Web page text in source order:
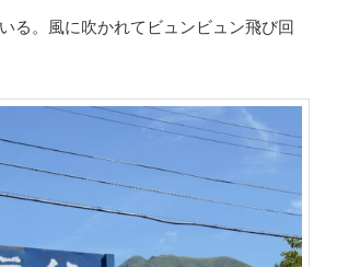
る。風に吹かれてビュンビュン飛び回